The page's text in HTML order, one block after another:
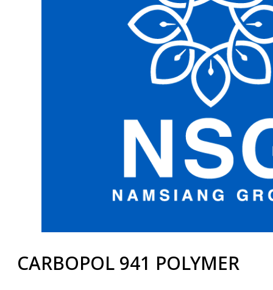
CARBOPOL 941 POLYMER